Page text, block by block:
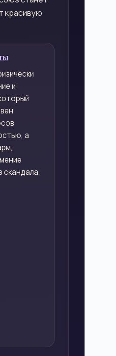
красивую
и
а
скандала.